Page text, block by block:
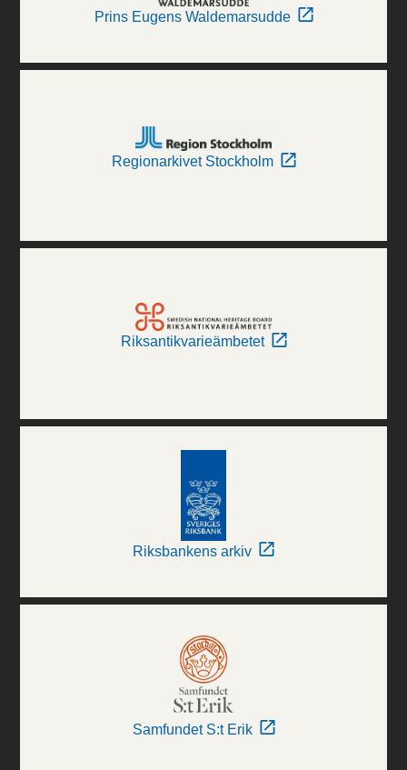
Prins Eugens Waldemarsudde
Regionarkivet Stockholm
Riksantikvarieämbetet
Riksbankens arkiv
Samfundet S:t Erik